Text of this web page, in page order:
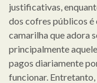
justificativas,
dos cofres públicos
camarilha que adora
principalmente
pagos diariamente
funcionar. Entretanto,